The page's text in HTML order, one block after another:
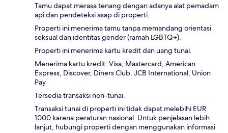
Tamu dapat merasa tenang dengan adanya alat pemadam
api dan pendeteksi asap di properti.
Properti ini menerima tamu tanpa memandang orientasi
seksual dan identitas gender (ramah LGBTQ+).
Properti ini menerima kartu kredit dan uang tunai.
Menerima kartu kredit: Visa, Mastercard, American
Express, Discover, Diners Club, JCB International, Union
Pay
Tersedia transaksi non-tunai.
Transaksi tunai di properti ini tidak dapat melebihi EUR
1000 karena peraturan nasional. Untuk penjelasan lebih
lanjut, hubungi properti dengan menggunakan informasi